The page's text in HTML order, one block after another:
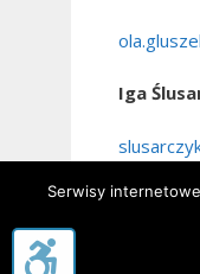
Iga
Serwisy